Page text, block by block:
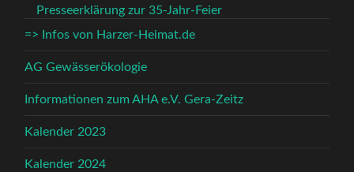
Presseerklärung zur 35-Jahr-Feier
=> Infos von Harzer-Heimat.de
AG Gewässerökologie
Informationen zum AHA e.V. Gera-Zeitz
Kalender 2023
Kalender 2024